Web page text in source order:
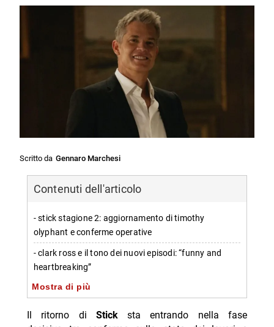
Scritto da Gennaro Marchesi
Contenuti dell'articolo
- stick stagione 2: aggiornamento di timothy
olyphant e conferme operative
- clark ross e il tono dei nuovi episodi: “funny and
heartbreaking”
- stick stagione 2 e lo stato della produzione: post-
- cast atteso e trama della stagione 2: conferme sui
Mostra di più
Il ritorno di Sticksta entrando nella fase